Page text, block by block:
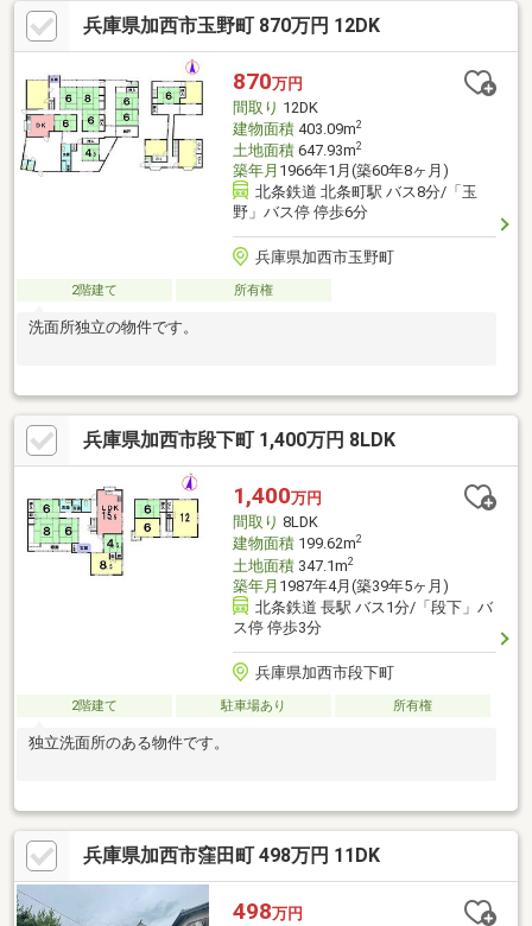
兵庫県加西市玉野町 870万円 12DK
870万円
間取り 12DK
建物面積403.09m2
土地面積647.93m2
築年月 1966年1月(築60年8ヶ月)
北条鉄道 北条町駅 バス8分/「玉
野」バス停 停歩6分
兵庫県加西市玉野町
2階建て 所有権
洗面所独立の物件です。
兵庫県加西市段下町 1,400万円 8LDK
1,400万円
間取り 8LDK
建物面積199.62m2
土地面積347.1m2
築年月 1987年4月(築39年5ヶ月)
北条鉄道 長駅 バス1分/「段下」バ
ス停 停歩3分
兵庫県加西市段下町
2階建て 駐車場あり 所有権
独立洗面所のある物件です。
兵庫県加西市窪田町 498万円 11DK
498万円